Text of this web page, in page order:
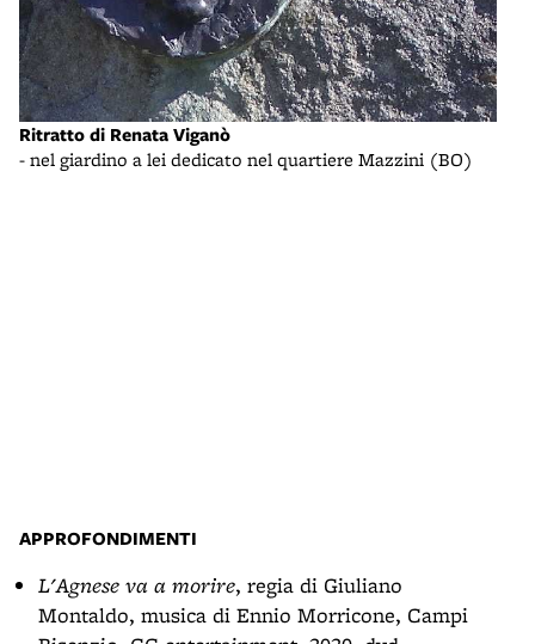
Ritratto di Renata Viganò
- nel giardino a lei dedicato nel quartiere Mazzini (BO)
APPROFONDIMENTI
L'Agnese va a morire, regia di Giuliano
Montaldo, musica di Ennio Morricone, Campi